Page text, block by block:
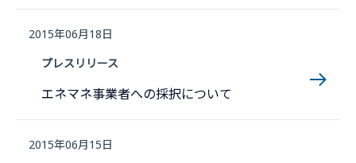
2015年06月18日
プレスリリース
エネマネ事業者への採択について
2015年06月15日